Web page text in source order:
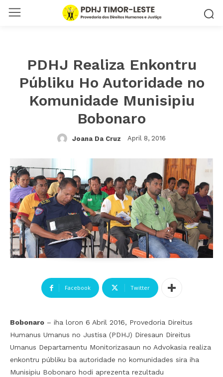
PDHJ Realiza Enkontru
Públiku Ho Autoridade no
Komunidade Munisipiu
Bobonaro
Joana Da Cruz April 8, 2016
Facebook Twitter
Bobonaro – iha loron 6 Abril 2016, Provedoria Direitus
Humanus Umanus no Justisa (PDHJ) Diresaun Direitus
Umanus Departamentu Monitorizasaun no Advokasia realiza
enkontru públiku ba autoridade no komunidades sira iha
Munisipiu Bobonaro hodi aprezenta rezultadu